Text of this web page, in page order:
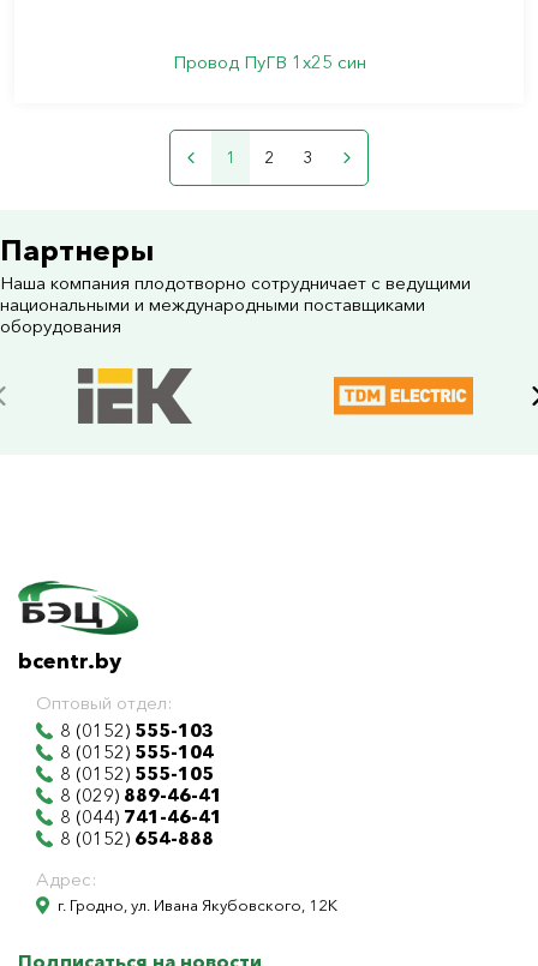
Провод ПуГВ 1х25 син
1 2 3
Партнеры
Наша компания плодотворно сотрудничает с ведущими
национальными и международными поставщиками
оборудования
bcentr.by
Оптовый отдел:
8 (0152) 555-103
8 (0152) 555-104
8 (0152) 555-105
8 (029) 889-46-41
8 (044) 741-46-41
8 (0152) 654-888
Адрес:
г. Гродно, ул. Ивана Якубовского, 12К